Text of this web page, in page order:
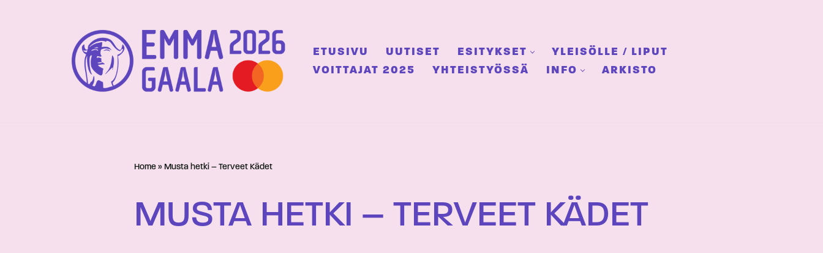
ETUSIVU UUTISET ESITYKSET
YLEISÖLLE / LIPUT
VOITTAJAT 2025
YHTEISTYÖSSÄ INFO ARKISTO
Home » Musta hetki – Terveet Kädet
MUSTA HETKI – TERVEET KÄDET